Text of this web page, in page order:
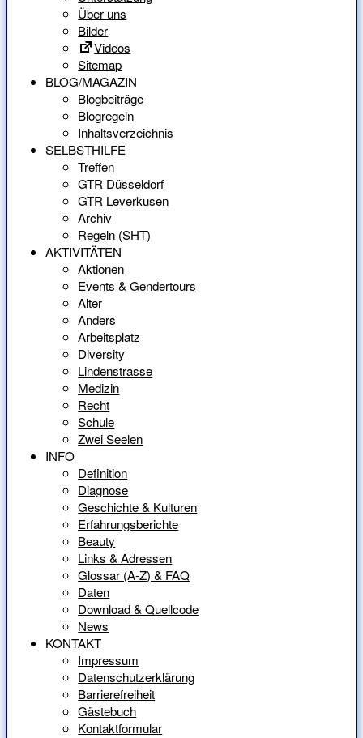
Über uns
Bilder
Videos
Sitemap
BLOG/MAGAZIN
Blogbeiträge
Blogregeln
Inhaltsverzeichnis
SELBSTHILFE
Treffen
GTR Düsseldorf
GTR Leverkusen
Archiv
Regeln (SHT)
AKTIVITÄTEN
Aktionen
Events & Gendertours
Alter
Anders
Arbeitsplatz
Diversity
Lindenstrasse
Medizin
Recht
Schule
Zwei Seelen
INFO
Definition
Diagnose
Geschichte & Kulturen
Erfahrungsberichte
Beauty
Links & Adressen
Glossar (A-Z) & FAQ
Daten
Download & Quellcode
News
KONTAKT
Impressum
Datenschutzerklärung
Barrierefreiheit
Gästebuch
Kontaktformular